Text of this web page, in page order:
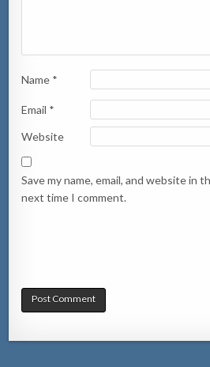
Name *
Email *
Website
Save my name, email, and website in
next time I comment.